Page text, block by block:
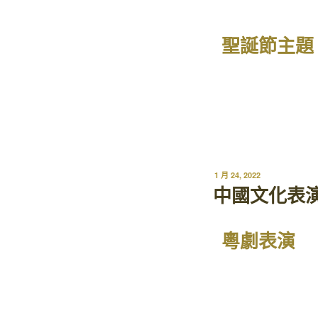
聖誕節主題
1 月 24, 2022
中國文化表
粵劇表演